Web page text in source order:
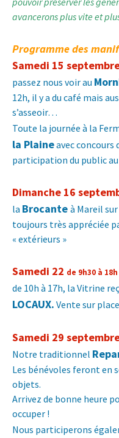
avancerons plus vite et
Programme des
Samedi 15
passez nous voir au
12h, il y a du café mais
s’asseoir…
Toute la journée à la
la Plaineavec concours
participation du public au
Dimanche 16
la Brocante à Mareil
toujours très appréciée
« extérieurs »
Samedi 22 de 9h30 à 18h
de 10h à 17h, la Vitrine
LOCAUX. Vente sur
Samedi 29
Notre traditionnel
Les bénévoles feront en
objets.
Arrivez de bonne heure
occuper !
Nous participerons